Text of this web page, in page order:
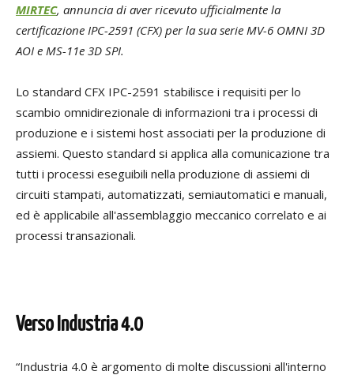
MIRTEC, annuncia di aver ricevuto ufficialmente la
certificazione IPC-2591 (CFX) per la sua serie MV-6 OMNI 3D
AOI e MS-11e 3D SPI.
Lo standard CFX IPC-2591 stabilisce i requisiti per lo
scambio omnidirezionale di informazioni tra i processi di
produzione e i sistemi host associati per la produzione di
assiemi. Questo standard si applica alla comunicazione tra
tutti i processi eseguibili nella produzione di assiemi di
circuiti stampati, automatizzati, semiautomatici e manuali,
ed è applicabile all'assemblaggio meccanico correlato e ai
processi transazionali.
Verso Industria 4.0
“Industria 4.0 è argomento di molte discussioni all'interno